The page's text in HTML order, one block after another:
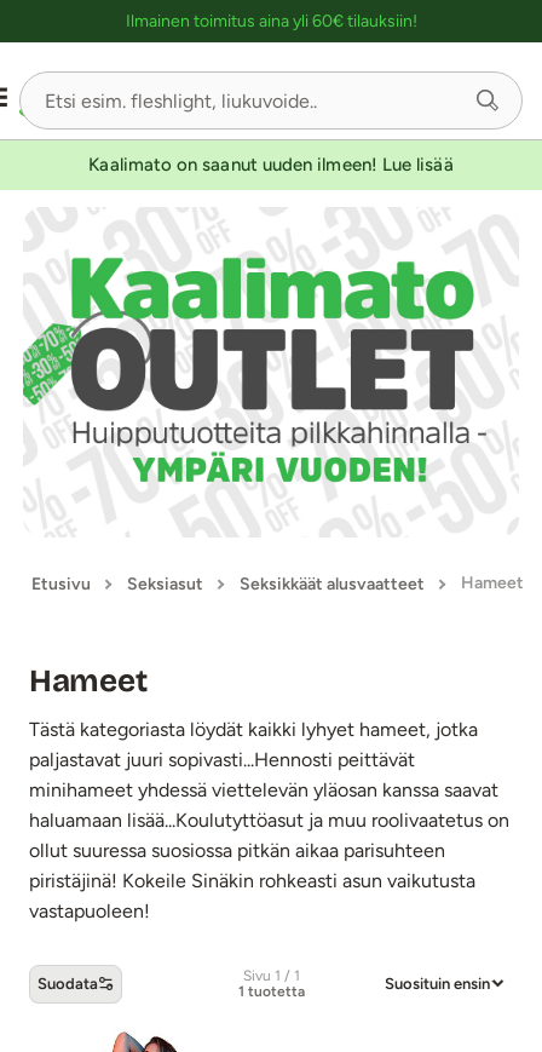
Ilmainen toimitus aina yli 60€ tilauksiin!
Kaalimato on saanut uuden ilmeen! Lue lisää
Etusivu Seksiasut Seksikkäät alusvaatteet Hameet
Hameet
Tästä kategoriasta löydät kaikki lyhyet hameet, jotka
paljastavat juuri sopivasti...Hennosti peittävät
minihameet yhdessä viettelevän yläosan kanssa saavat
haluamaan lisää...Koulutyttöasut ja muu roolivaatetus on
ollut suuressa suosiossa pitkän aikaa parisuhteen
piristäjinä! Kokeile Sinäkin rohkeasti asun vaikutusta
vastapuoleen!
Suodata
Sivu 1 / 1
1 tuotetta
Suosituin ensin
Hameet -tuotteet